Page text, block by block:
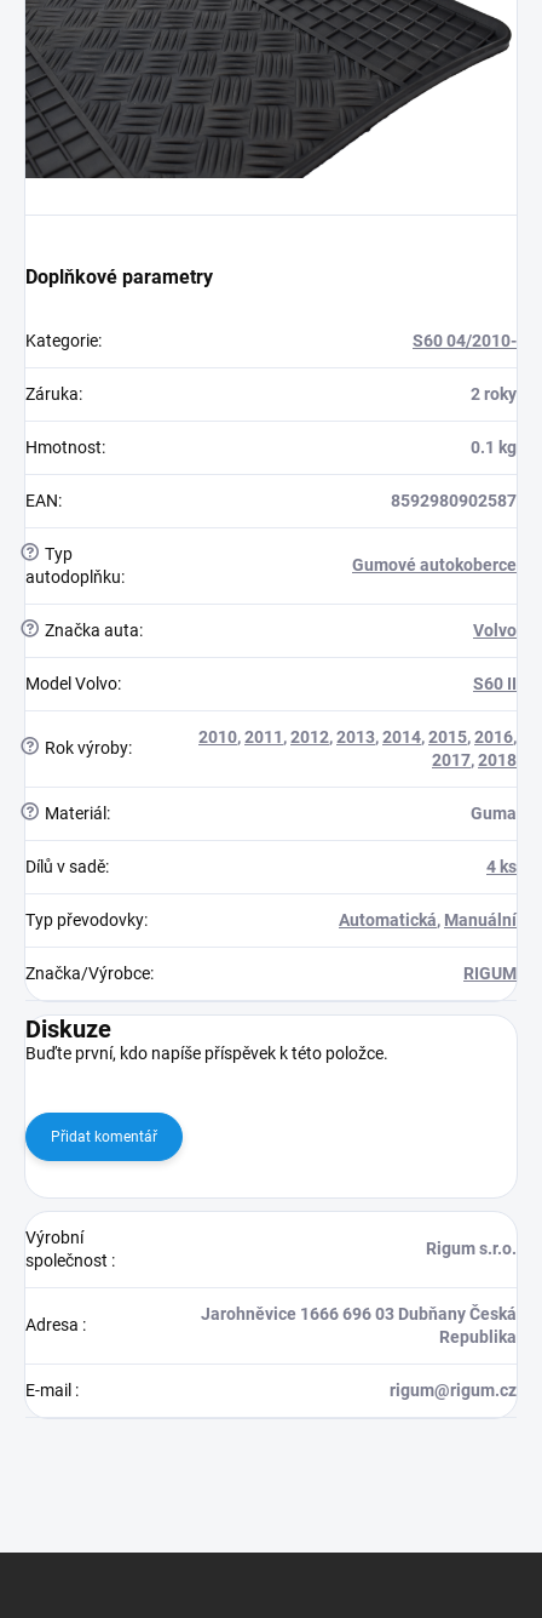
Doplňkové parametry
Kategorie: S60 04/2010-
Záruka: 2 roky
Hmotnost: 0.1 kg
EAN: 8592980902587
? Typ
autodoplňku:
Gumové autokoberce
? Značka auta: Volvo
Model Volvo: S60 II
? Rok výroby:
2010,2011,2012,2013,2014,2015,2016,
2017,2018
? Materiál : Guma
Dílů v sadě: 4 ks
Typ převodovky: Automatická, Manuální
Značka/Výrobce: RIGUM
Diskuze
Buďte první, kdo napíše příspěvek k této položce.
Přidat komentář
Výrobní
společnost :
Rigum s.r.o.
Adresa :
Jarohněvice 1666 696 03 Dubňany Česká
Republika
E-mail : rigum@rigum.cz